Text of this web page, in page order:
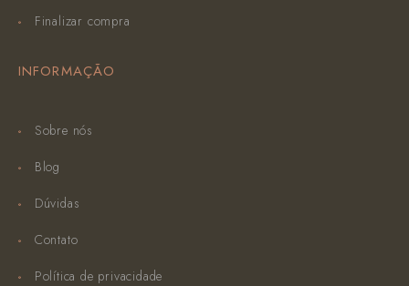
Finalizar compra
INFORMAÇÃO
Sobre nós
Blog
Dúvidas
Contato
Política de privacidade